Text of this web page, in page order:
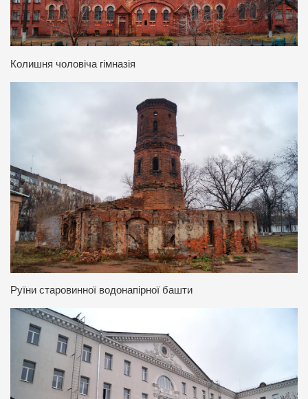
Колишня чоловіча гімназія
Руїни старовинної водонапірної башти